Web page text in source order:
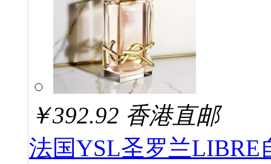
￥392.92 香港直邮
法国YSL圣罗兰LIBRE